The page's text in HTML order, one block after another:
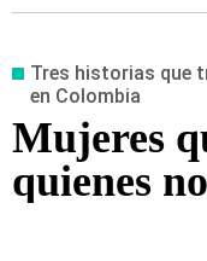
Tres historias que
en Colombia
Mujeres
quienes